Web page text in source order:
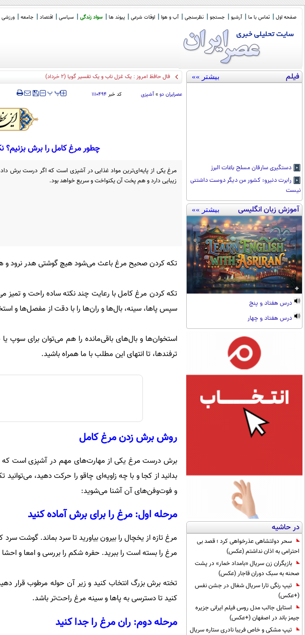
صفحه اول تماس با ما آرشیو جستجو نظرسنجی آب و هوا اوقات شرعی پیوند ها سواد زندگی سیاسی اقتصاد جامعه ورزشی
فیلم بیشتر »»
دستگیری سارقان مسلح باغات البرز
رابرت دنیرو: کشور من دیگر دوست داشتنی
نیست
آموزش زبان انگلیسی بیشتر »»
درس هفتاد و پنج
درس هفتاد و چهار
در حاشیه
سحر دولتشاهی عذرخواهی کرد ؛ قصد بی
احترامی به اذان نداشتم (عکس)
بازیگران زن سریال «بامداد خمار» در پشت
صحنه به سبک دوران قاجار (عکس)
تیپ رنگی تارا سریال شغال در جشن نفس
(+عکس)
استایل جالب مدل روس فیلم ایرانی جزیره
جیمز باند در اصفهان (+عکس)
تیپ مشکی و خاص فریبا نادری ستاره سریال
فال حافظ امروز_
عصرايران دو »آشپزی کد خبر ۱۱۱۰۴۹۴ ‍‍‍ پ پ
چطور مرغ کامل را برش
مرغ یکی از پایه‌ای‌ترین مواد غذایی در آشپزی است که اگر درست برش
زیبایی دارد و هم پخت آن یکنواخت و سریع خواهد بود.
تکه کردن صحیح مرغ باعث می‌شود هیچ گوشتی هدر نرود و
تکه کردن مرغ کامل با رعایت چند نکته ساده راحت و تمیز
سپس پاها، سینه، بال‌ها و ران‌ها را با دقت از مفصل‌ها و
استخوان‌ها و بال‌های باقی‌مانده را هم می‌توان برای سوپ
ترفندها، تا انتهای این مطلب با ما همراه باشید.
روش برش زدن مرغ کامل
برش درست مرغ یکی از مهارت‌های مهم در آشپزی است که
بدانید از کجا و با چه زاویه‌ای چاقو را حرکت دهید،
و فوت‌وفن‌های آن آشنا می‌شوید:
مرحله اول: مرغ را برای برش آماده کنید
مرغ تازه از یخچال را بیرون بیاورید تا سرد بماند. گوشت
مرغ را بسته است را ببرید. حفره شکم را بررسی و امعا و
تخته برش بزرگ انتخاب کنید و زیر آن حوله مرطوب قرار
کنید تا دسترسی به پاها و سینه مرغ راحت‌تر باشد.
مرحله دوم: ران مرغ را جدا کنید